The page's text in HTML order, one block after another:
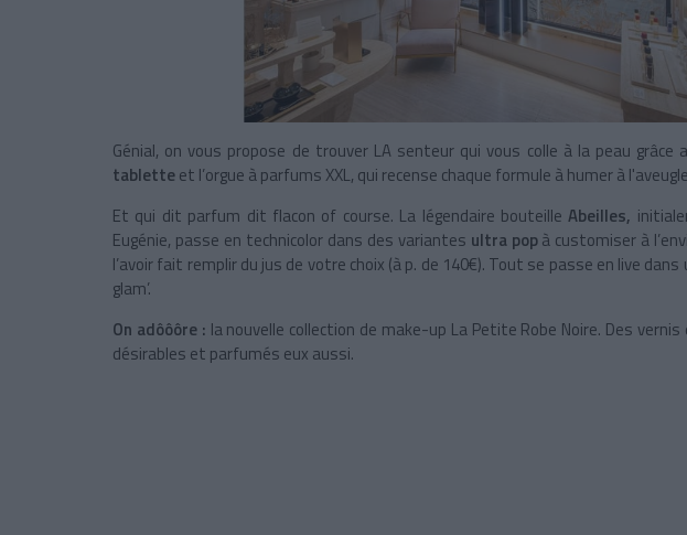
Génial, on vous propose de trouver LA senteur qui vous colle à la peau grâce
tabletteet l’orgue à parfums XXL, qui recense chaque formule à humer à
Et qui dit parfum dit flacon of course. La légendaire bouteille Abeilles,
Eugénie, passe en technicolor dans des variantes ultra popà customiser à
l’avoir fait remplir du jus de votre choix (à p. de 140€). Tout se passe en live
glam’.
On adôôôre : la nouvelle collection de make-up La Petite Robe Noire. Des
désirables et parfumés eux aussi.